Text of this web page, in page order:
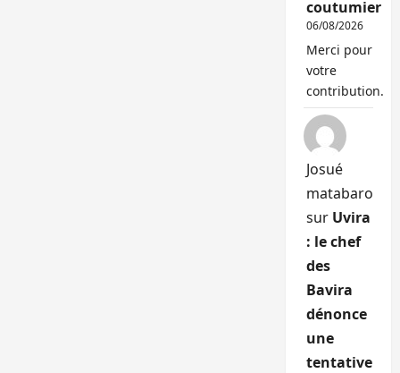
coutumier
06/08/2026
Merci pour
votre
contribution.
Josué
matabaro
sur Uvira
: le chef
des
Bavira
dénonce
une
tentative